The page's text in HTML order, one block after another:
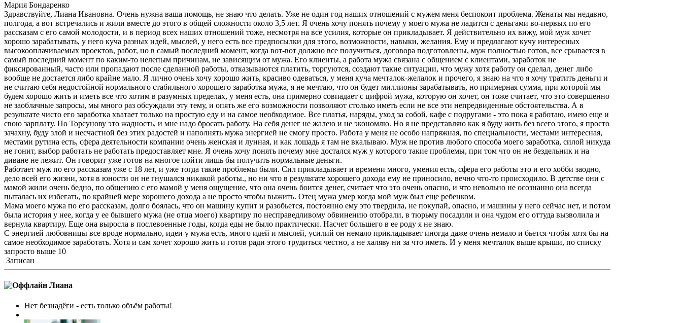
Мария Бондаренко
Здравствуйте, Лиана Ивановна. Очень нужна ваша помощь, не знаю что делать. Уже не один год наших отношений с мужем меня беспокоит проблема. Женаты мы недавно,
полгода, а вот встречались и жили вместе до этого в общей сложности около 3,5 лет. Я очень хочу понять почему у моего мужа не ладится с деньгами во-первых по его
рассказам с его самой молодости, и в период всех наших отношений тоже, несмотря на все усилия, которые он прикладывает. Я действительно их вижу, мой муж хочет
хорошо зарабатывать, у него куча разных идей, мыслей, у него есть все предпосылки для этого, возможности, навыки, желания. Ему и предлагают кучу интересных
высокооплачиваемых проектов, работ, но в самый последний момент, когда вот-вот должно все получиться, договора подготовлены, муж полностью готов, все срывается в
самый последний момент по каким-то нелепым причинам, не зависящим от мужа. Его клиенты, а работа мужа связана с общением с клиентами, заработок не
фиксированный, часто или пропадают после сделанной работы, отказываются платить, торгуются, создают такие ситуации, что мужу хотя работу он сделал, денег либо
вообще не достается либо крайне мало. Я лично очень хочу хорошо жить, красиво одеваться, у меня куча мечталок-желалок и прочего, я знаю на что я хочу тратить деньги и
не считаю себя недостойной нормального стабильного хорошего заработка мужа, я не мечтаю, что он будет миллионы зарабатывать, но примерная сумма, при которой мы
будем хорошо жить и иметь все что хотим в разумных пределах, у меня есть, она примерно совпадает с цифрой мужа, которую он хочет, он тоже считает, что это совершенно
не заоблачные запросы, мы много раз обсуждали эту тему, и опять же его возможности позволяют столько иметь если не все эти непредвиденные обстоятельства. А в
результате чисто его заработка хватает только на простую еду и на самое необходимое. Все платья, наряды, уход за собой, кафе с подругами - это пока я работаю, имею еще и
свою зарплату. По Торсунову это жадность, и мне надо бросать работу. На себя денег не жалею и не экономлю. Но я не представляю как я буду жить без всего этого, я просто
зачахну, буду злой и несчастной без этих радостей и наполнять мужа энергией не смогу просто. Работа у меня не особо напряжная, по специальности, местами интересная,
местами рутина есть, сфера деятельности компании очень женская и лунная, и как лошадь я там не вкалываю. Муж не против любого способа моего заработка, силой никуда
не гонит, выбор работать не работать предоставляет мне. Я очень хочу понять почему мне достался муж у которого такие проблемы, при том что он не бездельник и на
диване не лежит. Он говорит уже готов на многое пойти лишь бы получить нормальные деньги.
Работает муж по его рассказам уже с 18 лет, и уже тогда такие проблемы были. Сил прикладывает и времени много, умения есть, сфера его работы это и его хобби заодно,
дело всей его жизни, хотя в юности он не гнушался никакой работы., но ни что в результате хорошего дохода ему не приносило, вечно что-то происходило. В детстве они с
мамой жили очень бедно, по общению с его мамой у меня ощущение, что она очень боится денег, считает что это очень опасно, и что невольно не осознанно она всегда
пыталась их избегать, по крайней мере хорошего дохода а не просто чтобы выжить. Отец мужа умер когда мой муж был еще ребенком.
Мама моего мужа по его рассказам, долго боялась, что он машину купит и разобьется, постоянно ему это твердила, не покупай, опасно, и машины у него сейчас нет, и потом
была история у нее, когда у ее бывшего мужа (не отца моего) квартиру по несправедливому обвинению отобрали, в тюрьму посадили и она чудом его оттуда вызволила и
вернула квартиру. Еще она выросла в послевоенные годы, когда еды не было практически. Насчет большего в ее роду я не знаю.
С энергией любовницы все вроде нормально, идеи у мужа есть, много идей и мыслей, усилий он немало прикладывает иногда даже очень немало и бьется чтобы хотя бы на
самое необходимое заработать. Хотя и сам хочет хорошо жить и готов ради этого трудиться честно, а не халяву ни за что иметь. И у меня мечталок выше крыши, по списку
запросто выше 10
Записан
Лиана
Нет безнадёги - есть только объём работы!